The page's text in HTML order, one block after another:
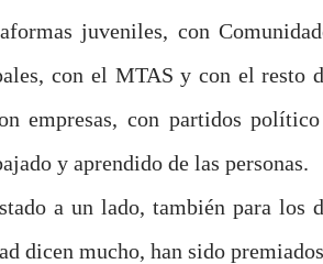
juveniles, con
con el MTAS y con el resto
empresas, con partidos
y aprendido de las personas.
a un lado, también para los
dicen mucho, han sido